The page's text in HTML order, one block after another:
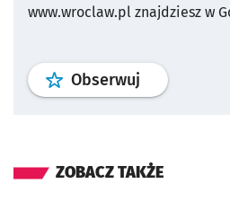
www.wroclaw.pl znajdziesz w
Obserwuj profil
ZOBACZ TAKŻE